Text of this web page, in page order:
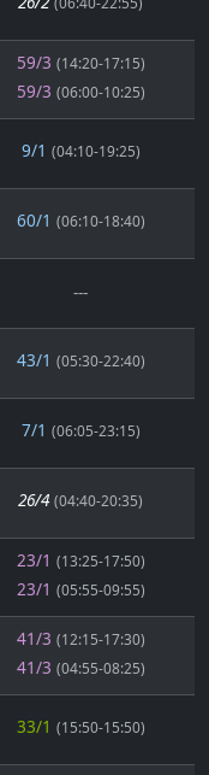
59/3 (14:20-17:15)
59/3 (06:00-10:25)
9/1 (04:10-19:25)
60/1 (06:10-18:40)
---
43/1 (05:30-22:40)
7/1 (06:05-23:15)
26/4 (04:40-20:35)
23/1 (13:25-17:50)
23/1 (05:55-09:55)
41/3 (12:15-17:30)
41/3 (04:55-08:25)
33/1 (15:50-15:50)